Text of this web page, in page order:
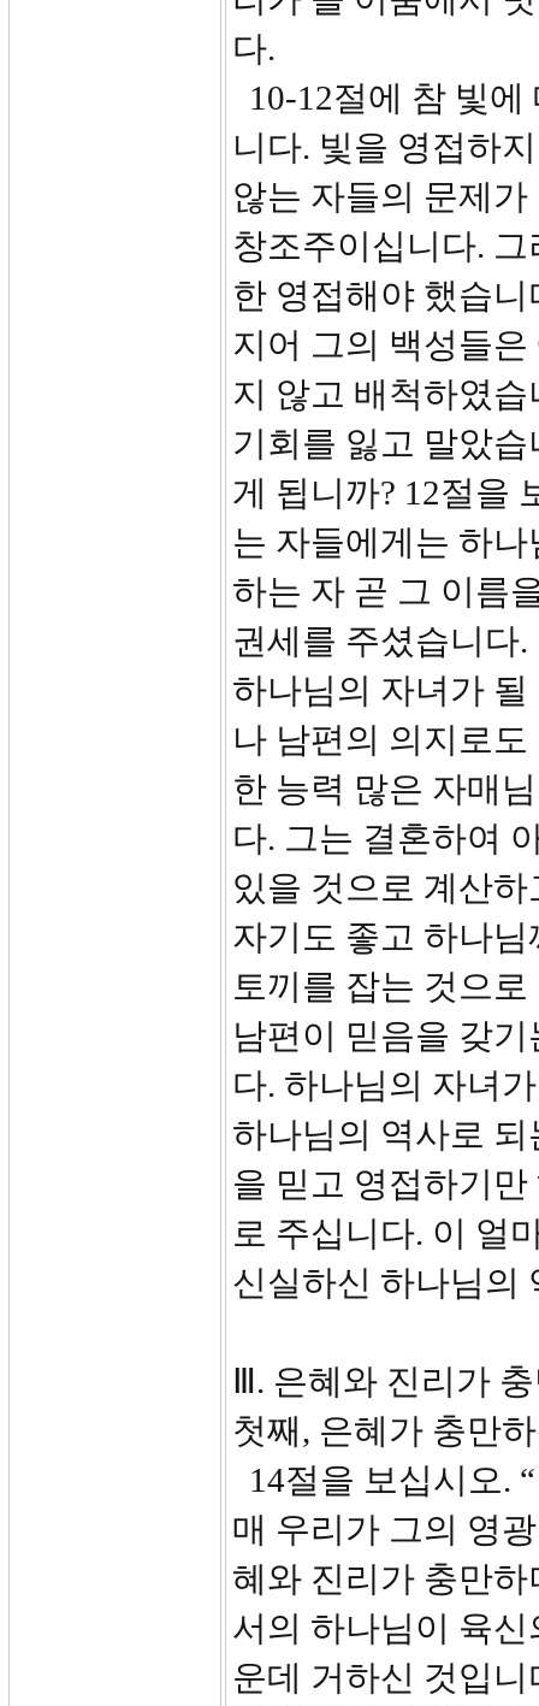
다.
10-12절에 참 빛
니다. 빛을 영접하
않는 자들의 문제
창조주이십니다.
한 영접해야 했습
지어 그의 백성들
지 않고 배척하였
기회를 잃고 말았
게 됩니까? 12절을
는 자들에게는 하
하는 자 곧 그 이름
권세를 주셨습니다
하나님의 자녀가
나 남편의 의지로
한 능력 많은 자매
다. 그는 결혼하여
있을 것으로 계산
자기도 좋고 하나
토끼를 잡는 것으
남편이 믿음을 갖
다. 하나님의 자녀
하나님의 역사로
을 믿고 영접하기
로 주십니다. 이 얼
신실하신 하나님의
Ⅲ. 은혜와 진리가
첫째, 은혜가 충만
14절을 보십시오.
매 우리가 그의 영
혜와 진리가 충만
서의 하나님이 육
운데 거하신 것입